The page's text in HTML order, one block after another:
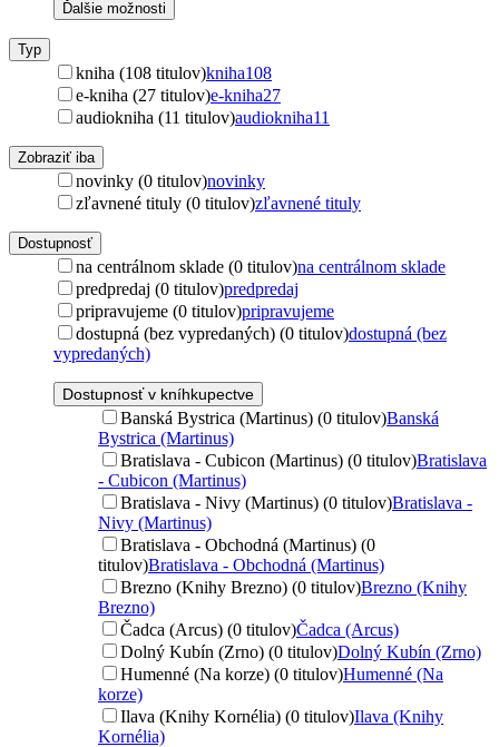
Ďalšie možnosti
Typ
kniha (108 titulov)kniha108
e-kniha (27 titulov)e-kniha27
audiokniha (11 titulov)audiokniha11
Zobraziť iba
novinky (0 titulov)novinky
zľavnené tituly (0 titulov)zľavnené tituly
Dostupnosť
na centrálnom sklade (0 titulov)na centrálnom sklade
predpredaj (0 titulov)predpredaj
pripravujeme (0 titulov)pripravujeme
dostupná (bez vypredaných) (0 titulov)dostupná (bez
vypredaných)
Dostupnosť v kníhkupectve
Banská Bystrica (Martinus) (0 titulov)Banská
Bystrica (Martinus)
Bratislava - Cubicon (Martinus) (0 titulov)Bratislava
- Cubicon (Martinus)
Bratislava - Nivy (Martinus) (0 titulov)Bratislava -
Nivy (Martinus)
Bratislava - Obchodná (Martinus) (0
titulov)Bratislava - Obchodná (Martinus)
Brezno (Knihy Brezno) (0 titulov)Brezno (Knihy
Brezno)
Čadca (Arcus) (0 titulov)Čadca (Arcus)
Dolný Kubín (Zrno) (0 titulov)Dolný Kubín (Zrno)
Humenné (Na korze) (0 titulov)Humenné (Na
korze)
Ilava (Knihy Kornélia) (0 titulov)Ilava (Knihy
Kornélia)